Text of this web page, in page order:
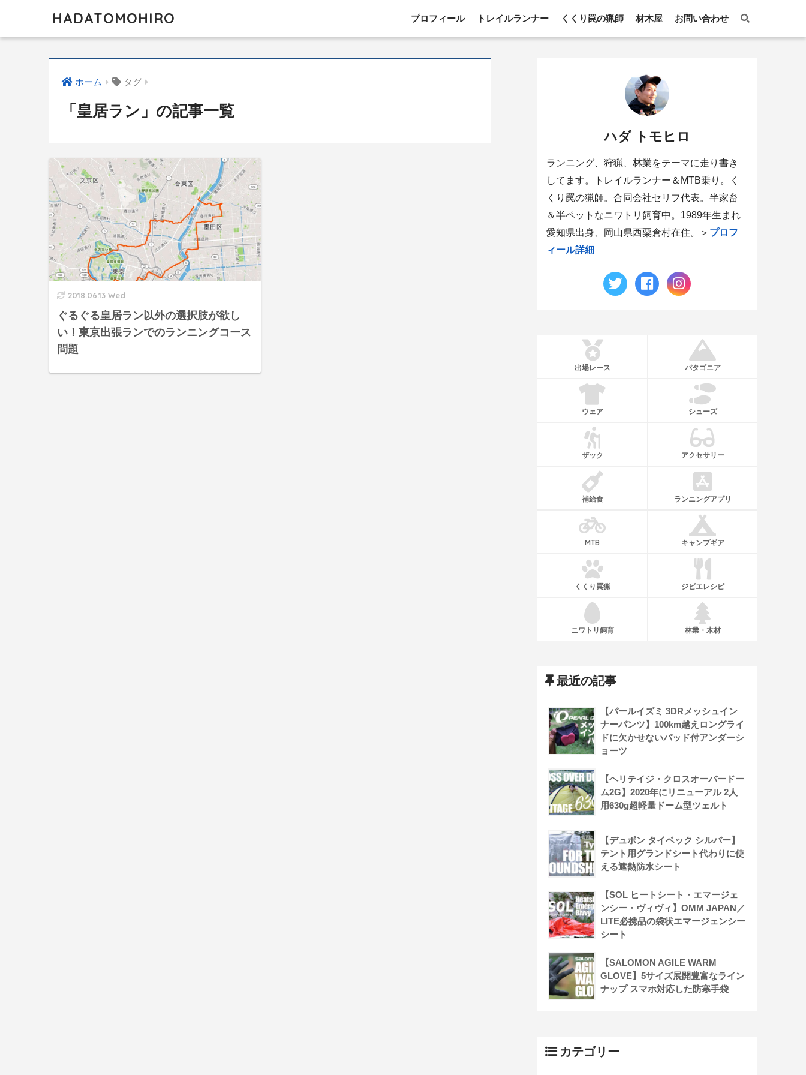
HADATOMOHIRO プロフィール トレイルランナー くくり罠の猟師 材木屋 お問い合わせ
ホーム タグ
「皇居ラン」の記事一覧
2018.06.13 Wed
ぐるぐる皇居ラン以外の選択肢が欲し
い！東京出張ランでのランニングコース
問題
ハダ トモヒロ
ランニング、狩猟、林業をテーマに走り書き
してます。トレイルランナー＆MTB乗り。く
くり罠の猟師。合同会社セリフ代表。半家畜
＆半ペットなニワトリ飼育中。1989年生まれ
愛知県出身、岡山県西粟倉村在住。＞ プロフ
ィール詳細
出場レース パタゴニア
ウェア シューズ
ザック アクセサリー
補給食 ランニングアプリ
MTB キャンプギア
くくり罠猟 ジビエレシピ
ニワトリ飼育 林業・木材
最近の記事
【パールイズミ 3DRメッシュイン
ナーパンツ】100km越えロングライ
ドに欠かせないパッド付アンダーシ
ョーツ
【ヘリテイジ・クロスオーバードー
ム2G】2020年にリニューアル 2人
用630g超軽量ドーム型ツェルト
【デュポン タイベック シルバー】
テント用グランドシート代わりに使
える遮熱防水シート
【SOL ヒートシート・エマージェ
ンシー・ヴィヴィ】OMM JAPAN／
LITE必携品の袋状エマージェンシー
シート
【SALOMON AGILE WARM
GLOVE】5サイズ展開豊富なライン
ナップ スマホ対応した防寒手袋
カテゴリー